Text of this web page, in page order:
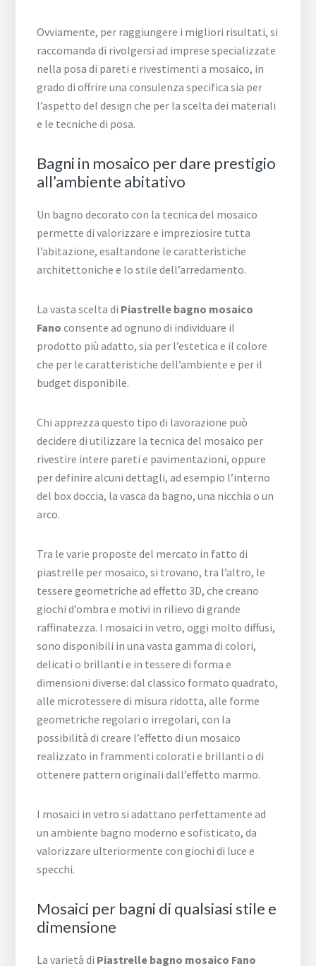
Ovviamente, per raggiungere i migliori risultati, si
raccomanda di rivolgersi ad imprese specializzate
nella posa di pareti e rivestimenti a mosaico, in
grado di offrire una consulenza specifica sia per
l’aspetto del design che per la scelta dei materiali
e le tecniche di posa.
Bagni in mosaico per dare prestigio
all’ambiente abitativo
Un bagno decorato con la tecnica del mosaico
permette di valorizzare e impreziosire tutta
l’abitazione, esaltandone le caratteristiche
architettoniche e lo stile dell’arredamento.
La vasta scelta di Piastrelle bagno mosaico
Fano consente ad ognuno di individuare il
prodotto più adatto, sia per l’estetica e il colore
che per le caratteristiche dell’ambiente e per il
budget disponibile.
Chi apprezza questo tipo di lavorazione può
decidere di utilizzare la tecnica del mosaico per
rivestire intere pareti e pavimentazioni, oppure
per definire alcuni dettagli, ad esempio l’interno
del box doccia, la vasca da bagno, una nicchia o un
arco.
Tra le varie proposte del mercato in fatto di
piastrelle per mosaico, si trovano, tra l’altro, le
tessere geometriche ad effetto 3D, che creano
giochi d’ombra e motivi in rilievo di grande
raffinatezza. I mosaici in vetro, oggi molto diffusi,
sono disponibili in una vasta gamma di colori,
delicati o brillanti e in tessere di forma e
dimensioni diverse: dal classico formato quadrato,
alle microtessere di misura ridotta, alle forme
geometriche regolari o irregolari, con la
possibilità di creare l’effetto di un mosaico
realizzato in frammenti colorati e brillanti o di
ottenere pattern originali dall’effetto marmo.
I mosaici in vetro si adattano perfettamente ad
un ambiente bagno moderno e sofisticato, da
valorizzare ulteriormente con giochi di luce e
specchi.
Mosaici per bagni di qualsiasi stile e
dimensione
La varietà di Piastrelle bagno mosaico Fano